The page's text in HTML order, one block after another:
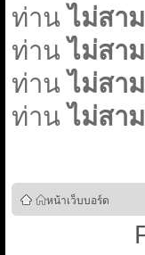
ท่านไม่สา
ท่านไม่สา
ท่านไม่สา
ท่านไม่สา
หน้าเว็บบอร์ด